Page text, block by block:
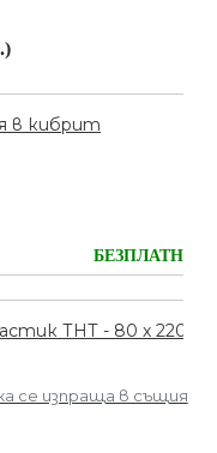
в кибрит
БЕЗПЛАТНО
ТНТ - 80 х 220
се изпраща в същия